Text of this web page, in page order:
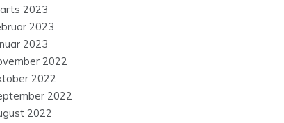
2023
2023
2023
2022
2022
2022
2022